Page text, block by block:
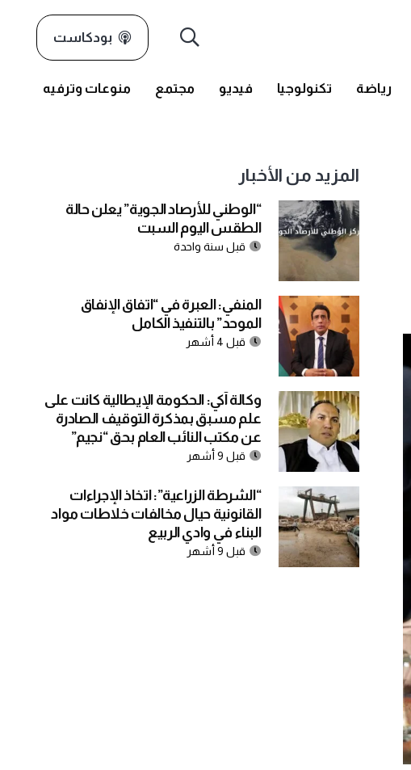
بودكاست
رياضة تكنولوجيا فيديو مجتمع منوعات وترفيه
المزيد من الأخبار
“الوطني للأرصاد الجوية” يعلن حالة
الطقس اليوم السبت
قبل سنة واحدة
المنفي: العبرة في “اتفاق الإنفاق
الموحد” بالتنفيذ الكامل
قبل 4 أشهر
وكالة آكي: الحكومة الإيطالية كانت على
علم مسبق بمذكرة التوقيف الصادرة
عن مكتب النائب العام بحق “نجيم”
قبل 9 أشهر
“الشرطة الزراعية”: اتخاذ الإجراءات
القانونية حيال مخالفات خلاطات مواد
البناء في وادي الربيع
قبل 9 أشهر